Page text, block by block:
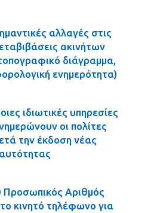
αλλαγές στις
ακινήτων
διάγραμμα,
ενημερότητα)
ιδιωτικές υπηρεσίες
οι πολίτες
την έκδοση νέας
Προσωπικός Αριθμός
κινητό τηλέφωνο για